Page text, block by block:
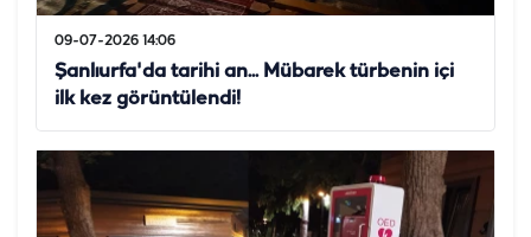
09-07-2026 14:06
Şanlıurfa'da tarihi an... Mübarek türbenin içi
ilk kez görüntülendi!